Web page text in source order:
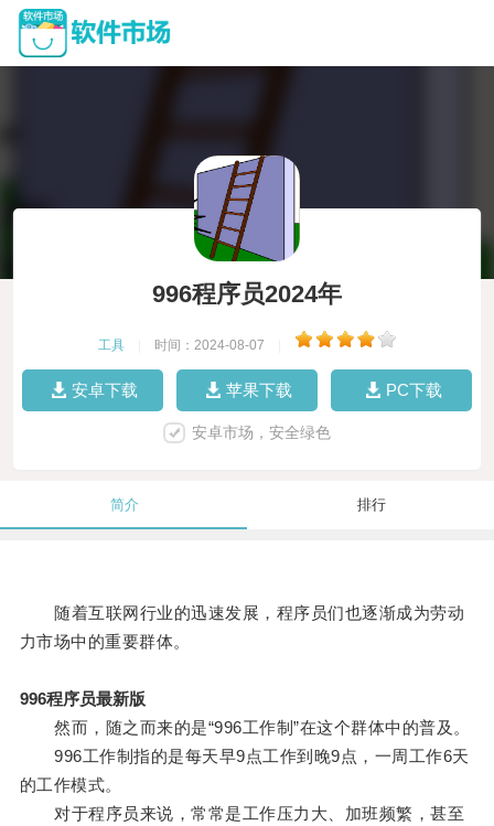
996程序员2024年
工具 时间：2024-08-07
安卓下载 苹果下载 PC下载
安卓市场，安全绿色
简介 排行
随着互联网行业的迅速发展，程序员们也逐渐成为劳动
力市场中的重要群体。
996程序员最新版
然而，随之而来的是“996工作制”在这个群体中的普及。
996工作制指的是每天早9点工作到晚9点，一周工作6天
的工作模式。
对于程序员来说，常常是工作压力大、加班频繁，甚至